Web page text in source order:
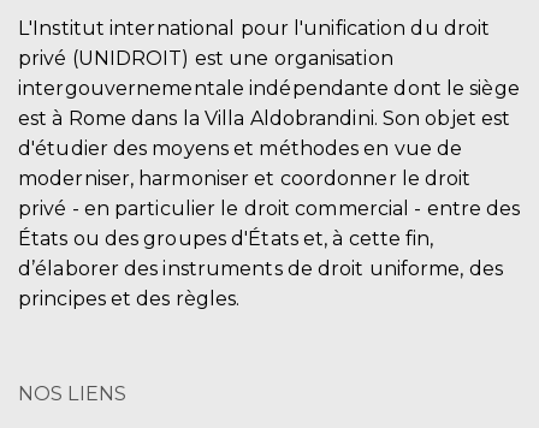
L'Institut international pour l'unification du droit
privé (UNIDROIT) est une organisation
intergouvernementale indépendante dont le siège
est à Rome dans la Villa Aldobrandini. Son objet est
d'étudier des moyens et méthodes en vue de
moderniser, harmoniser et coordonner le droit
privé - en particulier le droit commercial - entre des
États ou des groupes d'États et, à cette fin,
d’élaborer des instruments de droit uniforme, des
principes et des règles.
NOS LIENS